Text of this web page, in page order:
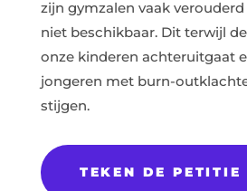
zijn gymzalen vaak
niet beschikbaar. Dit terwijl
onze kinderen achteruitgaat
jongeren met burn-
stijgen.
TEKEN DE PETITIE